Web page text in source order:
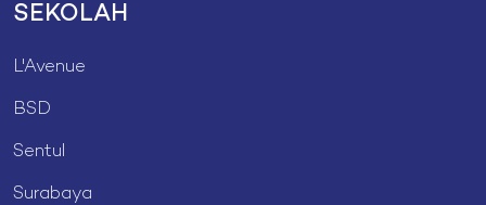
SEKOLAH
L'Avenue
BSD
Sentul
Surabaya